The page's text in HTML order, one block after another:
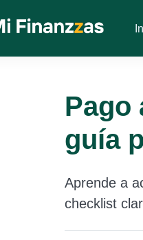
Pago
guía
Aprende a
checklist